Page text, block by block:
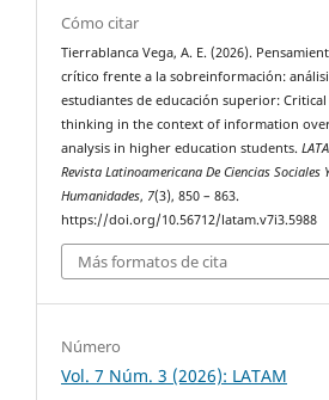
Cómo citar
Tierrablanca Vega, A. E. (2026).
crítico frente a la sobreinformación:
estudiantes de educación superior: Critical
thinking in the context of information
analysis in higher education students.
Revista Latinoamericana De Ciencias Sociales
Humanidades, 7(3), 850 – 863.
https://doi.org/10.56712/latam.v7i3.5988
Más formatos de cita
Número
Vol. 7 Núm. 3 (2026): LATAM